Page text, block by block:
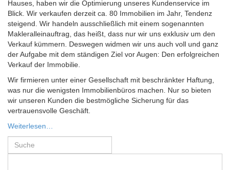
Hauses, haben wir die Optimierung unseres Kundenservice im
Blick. Wir verkaufen derzeit ca. 80 Immobilien im Jahr, Tendenz
steigend. Wir handeln ausschließlich mit einem sogenannten
Makleralleinauftrag, das heißt, dass nur wir uns exklusiv um den
Verkauf kümmern. Deswegen widmen wir uns auch voll und ganz
der Aufgabe mit dem ständigen Ziel vor Augen: Den erfolgreichen
Verkauf der Immobilie.
Wir firmieren unter einer Gesellschaft mit beschränkter Haftung,
was nur die wenigsten Immobilienbüros machen. Nur so bieten
wir unseren Kunden die bestmögliche Sicherung für das
vertrauensvolle Geschäft.
Weiterlesen…